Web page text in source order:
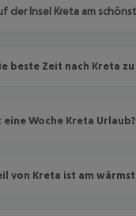
der Insel Kreta am
beste Zeit nach Kreta zu
eine Woche Kreta Urlaub?
von Kreta ist am